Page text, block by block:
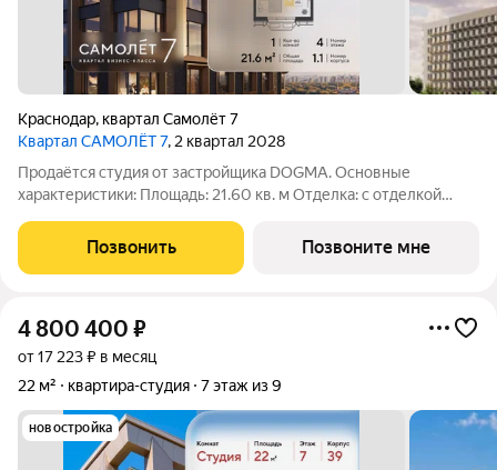
Краснодар, квартал Самолёт 7
Квартал САМОЛЁТ 7, 2 квартал 2028
Продаётся студия от застройщика DOGMA. Основные
характеристики: Площадь: 21.60 кв. м Отделка: с отделкой
«Самолёт 7». «Самолёт 7»
Позвонить Позвоните мне
4 800 400 ₽
от 17 223 ₽ в месяц
22 м²
квартира-студия 7 этаж из 9
новостройка